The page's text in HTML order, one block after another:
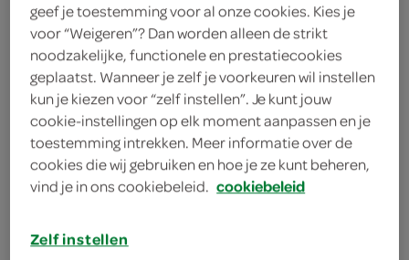
250 gram hamblokjes
3 teentjes knoflook
3 uien
400 gram aardappelschijfjes
4 eetlepels zonnebloemolie
geef je toestemming voor al onze cookies. Kies je
voor “Weigeren”? Dan worden alleen de strikt
noodzakelijke, functionele en prestatiecookies
geplaatst. Wanneer je zelf je voorkeuren wil instellen
kun je kiezen voor “zelf instellen”. Je kunt jouw
cookie-instellingen op elk moment aanpassen en je
toestemming intrekken. Meer informatie over de
cookies die wij gebruiken en hoe je ze kunt beheren,
vind je in ons cookiebeleid. cookiebeleid
Zelf instellen